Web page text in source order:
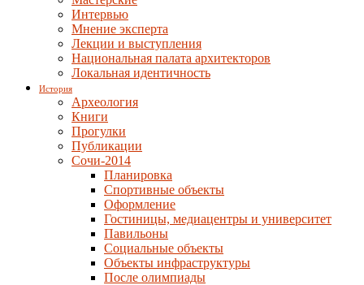
Интервью
Мнение эксперта
Лекции и выступления
Национальная палата архитекторов
Локальная идентичность
История
Археология
Книги
Прогулки
Публикации
Сочи-2014
Планировка
Спортивные объекты
Оформление
Гостиницы, медиацентры и университет
Павильоны
Социальные объекты
Объекты инфраструктуры
После олимпиады